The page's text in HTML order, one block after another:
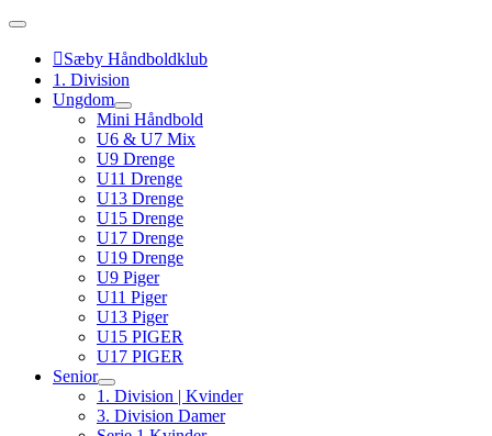
Skip
content Sæby Håndboldklub
1. Division
Ungdom
Mini Håndbold
U6 & U7 Mix
U9 Drenge
U11 Drenge
U13 Drenge
U15 Drenge
U17 Drenge
U19 Drenge
U9 Piger
U11 Piger
U13 Piger
U15 PIGER
U17 PIGER
Senior
1. Division | Kvinder
3. Division Damer